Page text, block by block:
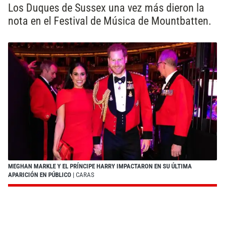
Los Duques de Sussex una vez más dieron la
nota en el Festival de Música de Mountbatten.
MEGHAN MARKLE Y EL PRÍNCIPE HARRY IMPACTARON EN SU ÚLTIMA
APARICIÓN EN PÚBLICO | CARAS